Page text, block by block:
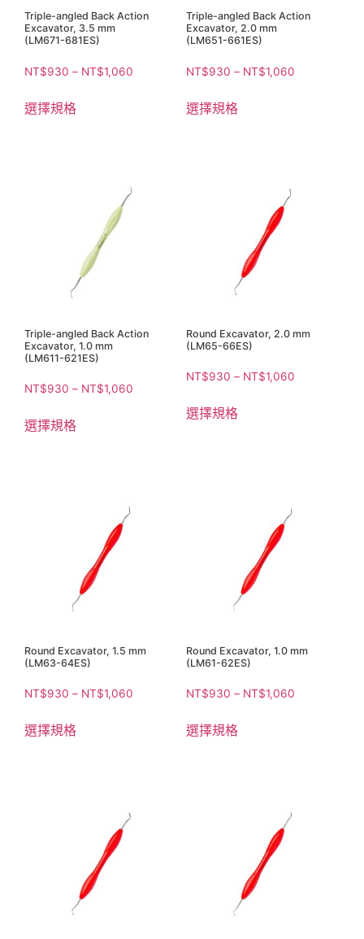
Triple-angled Back Action
Excavator, 3.5 mm
(LM671-681ES)
NT$930 – NT$1,060
選擇規格
Triple-angled Back Action
Excavator, 2.0 mm
(LM651-661ES)
NT$930 – NT$1,060
選擇規格
Triple-angled Back Action
Excavator, 1.0 mm
(LM611-621ES)
NT$930 – NT$1,060
選擇規格
Round Excavator, 2.0 mm
(LM65-66ES)
NT$930 – NT$1,060
選擇規格
Round Excavator, 1.5 mm
(LM63-64ES)
NT$930 – NT$1,060
選擇規格
Round Excavator, 1.0 mm
(LM61-62ES)
NT$930 – NT$1,060
選擇規格